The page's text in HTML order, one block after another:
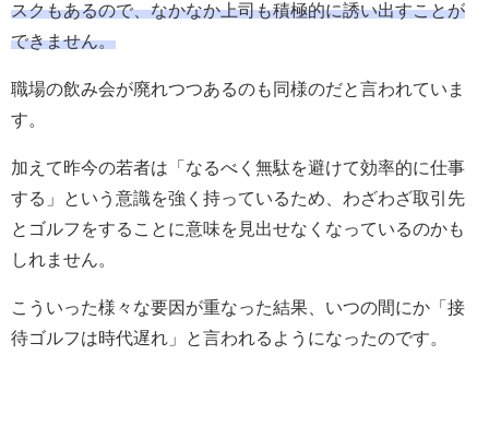
スクもあるので、なかなか上司も積極的に誘い出すことが
できません。
職場の飲み会が廃れつつあるのも同様のだと言われていま
す。
加えて昨今の若者は「なるべく無駄を避けて効率的に仕事
する」という意識を強く持っているため、わざわざ取引先
とゴルフをすることに意味を見出せなくなっているのかも
しれません。
こういった様々な要因が重なった結果、いつの間にか「接
待ゴルフは時代遅れ」と言われるようになったのです。